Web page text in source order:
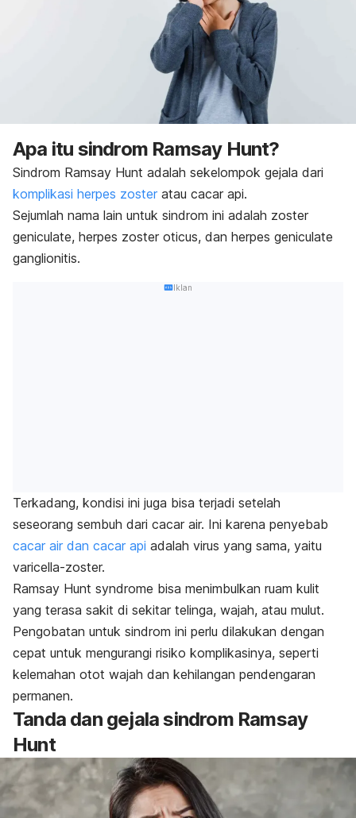
Apa itu sindrom Ramsay Hunt?
Sindrom Ramsay Hunt adalah sekelompok gejala dari
komplikasi herpes zoster atau cacar api.
Sejumlah nama lain untuk sindrom ini adalah zoster
geniculate, herpes zoster oticus, dan herpes geniculate
ganglionitis.
Iklan
Terkadang, kondisi ini juga bisa terjadi setelah
seseorang sembuh dari cacar air. Ini karena penyebab
cacar air dan cacar api adalah virus yang sama, yaitu
varicella-zoster.
Ramsay Hunt syndrome bisa menimbulkan ruam kulit
yang terasa sakit di sekitar telinga, wajah, atau mulut.
Pengobatan untuk sindrom ini perlu dilakukan dengan
cepat untuk mengurangi risiko komplikasinya, seperti
kelemahan otot wajah dan kehilangan pendengaran
permanen.
Tanda dan gejala sindrom Ramsay
Hunt